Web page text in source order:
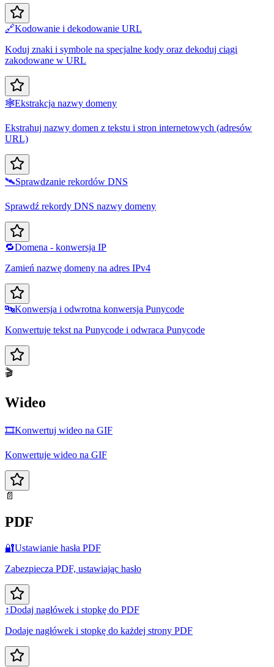
🔗Kodowanie i dekodowanie URL
Koduj znaki i symbole na specjalne kody oraz dekoduj ciągi
zakodowane w URL
🕸️Ekstrakcja nazwy domeny
Ekstrahuj nazwy domen z tekstu i stron internetowych (adresów
URL)
🛰️Sprawdzanie rekordów DNS
Sprawdź rekordy DNS nazwy domeny
🔁Domena - konwersja IP
Zamień nazwę domeny na adres IPv4
🔤Konwersja i odwrotna konwersja Punycode
Konwertuje tekst na Punycode i odwraca Punycode
🎬
Wideo
🎞️Konwertuj wideo na GIF
Konwertuje wideo na GIF
📄
PDF
🔐Ustawianie hasła PDF
Zabezpiecza PDF, ustawiając hasło
↕️Dodaj nagłówek i stopkę do PDF
Dodaje nagłówek i stopkę do każdej strony PDF